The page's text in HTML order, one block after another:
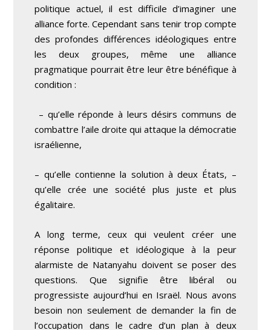
politique actuel, il est difficile d’imaginer une
alliance forte. Cependant sans tenir trop compte
des profondes différences idéologiques entre
les deux groupes, même une alliance
pragmatique pourrait être leur être bénéfique à
condition :
– qu’elle réponde à leurs désirs communs de
combattre l’aile droite qui attaque la démocratie
israélienne,
– qu’elle contienne la solution à deux États, –
qu’elle crée une société plus juste et plus
égalitaire.
A long terme, ceux qui veulent créer une
réponse politique et idéologique à la peur
alarmiste de Natanyahu doivent se poser des
questions. Que signifie être libéral ou
progressiste aujourd’hui en Israël. Nous avons
besoin non seulement de demander la fin de
l’occupation dans le cadre d’un plan à deux